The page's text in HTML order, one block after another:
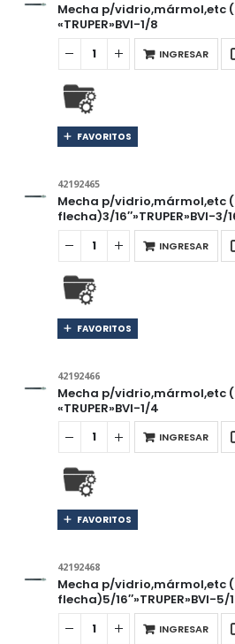
Mecha p/vidrio,mármol,etc
«TRUPER»BVI-1/8
INGRESAR
FAVORITOS
42192465
Mecha p/vidrio,mármol,etc
flecha)3/16″»TRUPER»BVI-3/
INGRESAR
FAVORITOS
42192466
Mecha p/vidrio,mármol,etc
«TRUPER»BVI-1/4
INGRESAR
FAVORITOS
42192468
Mecha p/vidrio,mármol,etc
flecha)5/16″»TRUPER»BVI-5/
INGRESAR